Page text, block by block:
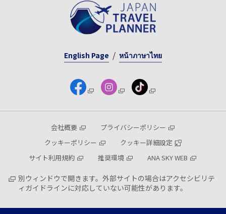
English Page หน้าภาษาไทย
会社概要
プライバシーポリシー
クッキーポリシー
クッキー詳細設定
サイト利用規約
推奨環境 ANA SKY WEB
別ウィンドウで開きます。外部サイトの場合はアクセシビリテ
ィガイドラインに対応していない可能性があります。